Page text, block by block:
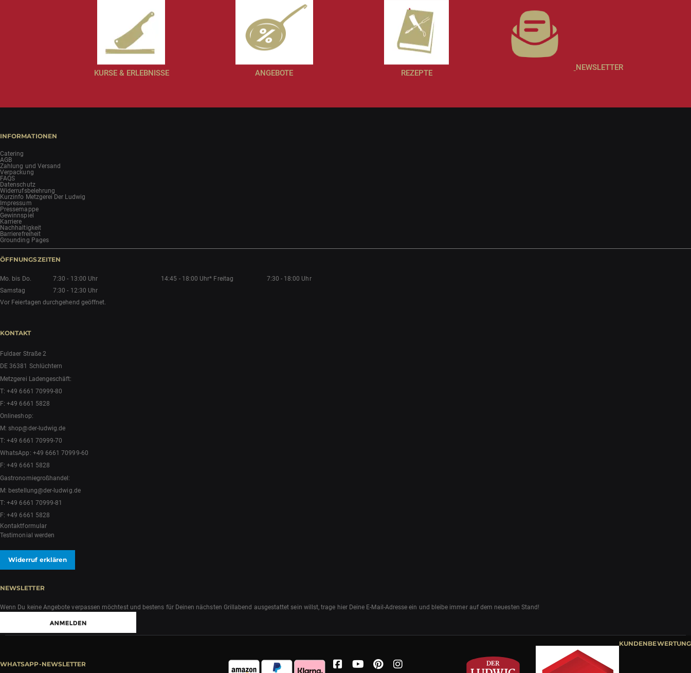
KURSE & ERLEBNISSE ANGEBOTE REZEPTE
NEWSLETTER
INFORMATIONEN
Catering
AGB
Zahlung und Versand
Verpackung
FAQS
Datenschutz
Widerrufsbelehrung
Kurzinfo Metzgerei Der Ludwig
Impressum
Pressemappe
Gewinnspiel
Karriere
Nachhaltigkeit
Barrierefreiheit
Grounding Pages
ÖFFNUNGSZEITEN
Mo. bis Do. 7:30 - 13:00 Uhr 14:45 - 18:00 Uhr* Freitag
7:30 - 18:00 Uhr
Samstag
7:30 - 12:30 Uhr
Vor Feiertagen durchgehend geöffnet.
KONTAKT
Fuldaer Straße 2
DE 36381 Schlüchtern
Metzgerei Ladengeschäft:
T:+49 6661 70999-80
F: +49 6661 5828
Onlineshop:
M:shop@der-ludwig.de
T:+49 6661 70999-70
WhatsApp: +49 6661 70999-60
F: +49 6661 5828
Gastronomiegroßhandel:
M: bestellung@der-ludwig.de
T:+49 6661 70999-81
F: +49 6661 5828
Kontaktformular
Testimonial werden
Widerruf erklären
NEWSLETTER
Wenn Du keine Angebote verpassen möchtest und bestens für Deinen nächsten Grillabend ausgestattet sein willst, trage hier Deine E-Mail-Adresse ein und bleibe immer auf dem neuesten Stand!
WHATSAPP-NEWSLETTER
KUNDENBEWERTUNG